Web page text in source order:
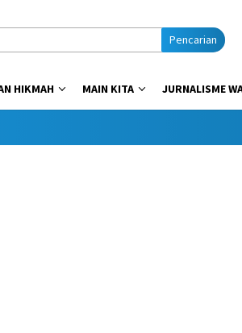
Pencarian
HIKMAH MAIN KITA JURNALISME